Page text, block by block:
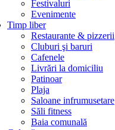
Festivaluri
Evenimente
Timp liber
Restaurante & pizzerii
Cluburi şi baruri
Cafenele
Livrări la domiciliu
Patinoar
Plaja
Saloane infrumusetare
Săli fitness
Baia comunală